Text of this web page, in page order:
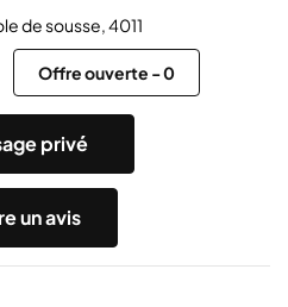
de sousse, 4011
Offre ouverte -0
privé
un avis